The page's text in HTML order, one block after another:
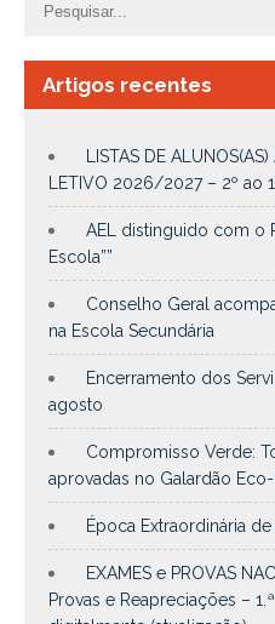
Artigos recentes
LISTAS DE
LETIVO 2026/2027 – 2º ao
AEL distinguido com o
Escola””
Conselho Geral
na Escola Secundária
Encerramento dos
agosto
Compromisso Verde:
aprovadas no Galardão
Época Extraordinária
EXAMES e PROVAS
Provas e Reapreciações –